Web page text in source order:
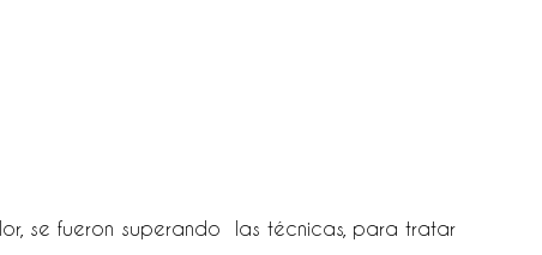
se fueron superando las técnicas, para tratar